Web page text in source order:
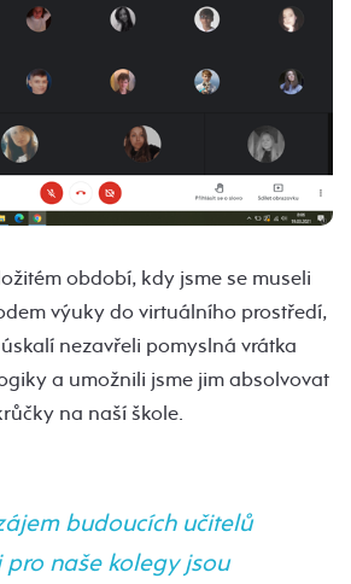
období, kdy jsme se museli
výuky do virtuálního prostředí,
nezavřeli pomyslná vrátka
a umožnili jsme jim absolvovat
na naší škole.
budoucích učitelů
pro naše kolegy jsou